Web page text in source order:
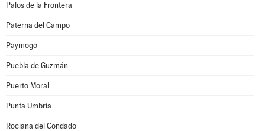
Palos de la Frontera
Paterna del Campo
Paymogo
Puebla de Guzmán
Puerto Moral
Punta Umbría
Rociana del Condado